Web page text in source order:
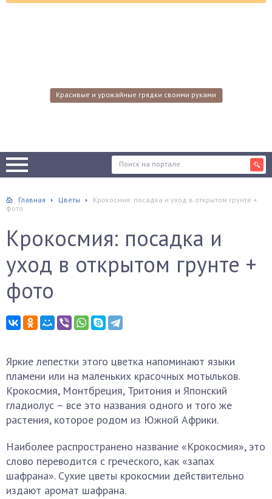
Красивые и урожайные грядки своими руками
Главная Цветы
Крокосмия: посадка и уход в открытом грунте +
фото
Крокосмия: посадка и
уход в открытом грунте +
фото
Яркие лепестки этого цветка напоминают языки
пламени или на маленьких красочных мотыльков.
Крокосмия, Монтбреция, Тритония и Японский
гладиолус – все это названия одного и того же
растения, которое родом из Южной Африки.
Наиболее распространено название «Крокосмия», это
слово переводится с греческого, как «запах
шафрана». Сухие цветы крокосмии действительно
издают аромат шафрана.